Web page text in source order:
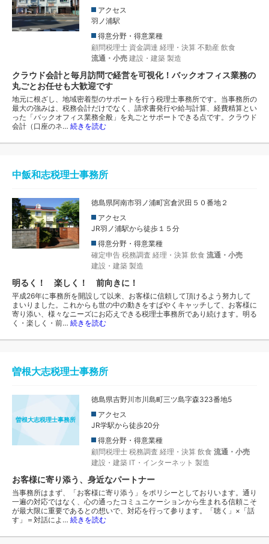
アクセス
羽ノ浦駅
得意分野・得意業種
顧問税理士 資金調達 経理・決算 不動産 飲食
流通・小売 建設・建築 製造
クラウド会計と毎月訪問で経営を可視化！バックオフィス業務の
丸ごとお任せも大歓迎です
地元に根ざし、地域密着型のサポートを行う税理士事務所です。当事務所の
最大の強みは、税務会計だけでなく、請求書発行や給与計算、経費精算とい
った「バックオフィス業務全般」を丸ごとサポートできる点です。クラウド
会計（口座のネ… 続きを読む
中飯和志税理士事務所
徳島県阿南市羽ノ浦町宮倉沢田５０番地２
アクセス
JR羽ノ浦駅から徒歩１５分
得意分野・得意業種
確定申告 税務調査 経理・決算 飲食 流通・小売
建設・建築 製造
明るく！ 楽しく！ 前向きに！
平成26年に事務所を開設して以来、お客様に信頼して頂けるよう努力して
まいりました。これからも世の中の動きをすばやくキャッチして、お客様に
寄り添い、様々なニーズにお応えできる税理士事務所であり続けます。明る
く・楽しく・前… 続きを読む
曽根大志税理士事務所
曽根大志税理士事務所
徳島県吉野川市川島町三ツ島字森323番地5
アクセス
JR学駅から徒歩20分
得意分野・得意業種
顧問税理士 税務調査 経理・決算 飲食 流通・小売
建設・建築 IT・インターネット 製造
お客様に寄り添う、身近なパートナー
当事務所はまず、「お客様に寄り添う」をポリシーとしておりいます。通り
一遍の対応ではなく、心の通ったコミュニケーションから生まれる信頼こそ
が最大限に重要であるとの想いで、対応を行って参ります。「聴く」×「話
す」＝対話によ… 続きを読む